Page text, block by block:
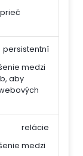
medzi
aby
persistentní
medzi
relácie